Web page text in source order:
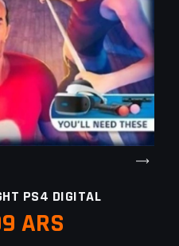
PS4 DIGITAL
ARS